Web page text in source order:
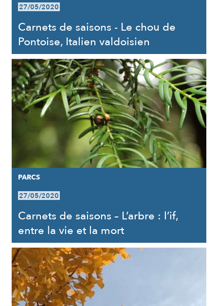
27/05/2020
Carnets de saisons - Le chou de
Pontoise, Italien valdoisien
PARCS
27/05/2020
Carnets de saisons – L’arbre : l’if,
entre la vie et la mort